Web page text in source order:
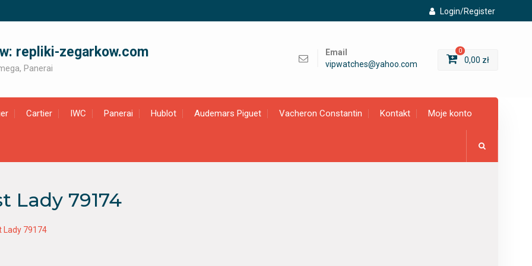
Login/Register
repliki-zegarkow.com
Panerai
Email
vipwatches@yahoo.com
0
0,00 zł
Cartier IWC Panerai Hublot Audemars Piguet Vacheron Constantin Kontakt Moje konto
Lady 79174
Lady 79174